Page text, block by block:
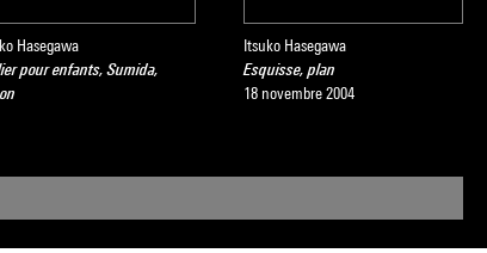
Hasegawa
pour enfants, Sumida,
Itsuko Hasegawa
Esquisse, plan
18 novembre 2004